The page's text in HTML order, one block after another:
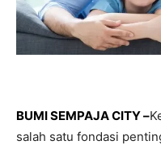
BUMI SEMPAJA CITY –
salah satu fondasi